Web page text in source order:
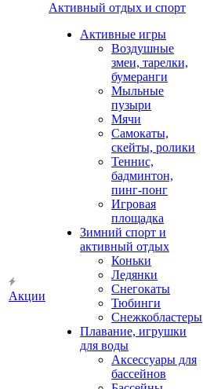
Акции
Активный отдых и спорт
Активные игры
Воздушные
змеи, тарелки,
бумеранги
Мыльные
пузыри
Мячи
Самокаты,
скейты, ролики
Теннис,
бадминтон,
пинг-понг
Игровая
площадка
Зимний спорт и
активный отдых
Коньки
Ледянки
Снегокаты
Тюбинги
Снежкобластеры
Плавание, игрушки
для воды
Аксессуары для
бассейнов